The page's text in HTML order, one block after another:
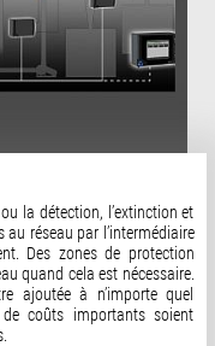
la détection, l’extinction et
réseau par l’intermédiaire
Des zones de protection
quand cela est nécessaire.
ajoutée à n’importe quel
coûts importants soient